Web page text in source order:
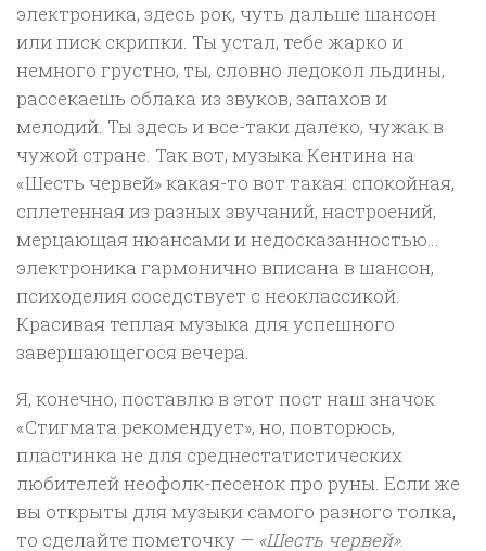
электроника, здесь рок, чуть дальше шансон
или писк скрипки. Ты устал, тебе жарко и
немного грустно, ты, словно ледокол льдины,
рассекаешь облака из звуков, запахов и
мелодий. Ты здесь и все-таки далеко, чужак в
чужой стране. Так вот, музыка Кентина на
«Шесть червей» какая-то вот такая: спокойная,
сплетенная из разных звучаний, настроений,
мерцающая нюансами и недосказанностью…
электроника гармонично вписана в шансон,
психоделия соседствует с неоклассикой.
Красивая теплая музыка для успешного
завершающегося вечера.
Я, конечно, поставлю в этот пост наш значок
«Стигмата рекомендует», но, повторюсь,
пластинка не для среднестатистических
любителей неофолк-песенок про руны. Если же
вы открыты для музыки самого разного толка,
то сделайте пометочку — «Шесть червей».